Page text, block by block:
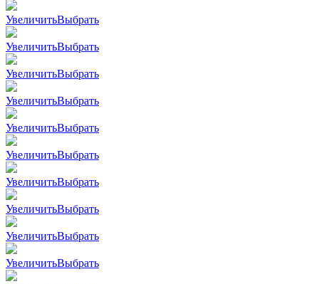
УвеличитьВыбрать
УвеличитьВыбрать
УвеличитьВыбрать
УвеличитьВыбрать
УвеличитьВыбрать
УвеличитьВыбрать
УвеличитьВыбрать
УвеличитьВыбрать
УвеличитьВыбрать
УвеличитьВыбрать